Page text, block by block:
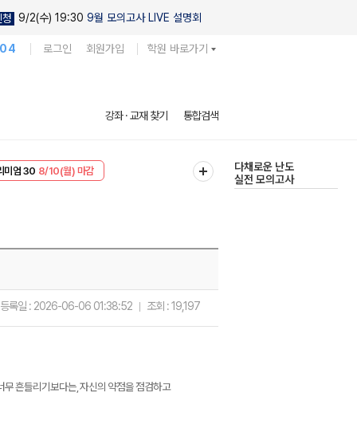
9/2(수) 19:30 9월 모의고사 LIVE 설명회
로그인 회원가입 학원 바로가기
강좌 · 교재 찾기 통합검색
8/10(월) 마감
다채로운 난도
실전 모의고사
등록일 : 2026-06-06 01:38:52 조회 :19,197
무 흔들리기보다는, 자신의 약점을 점검하고